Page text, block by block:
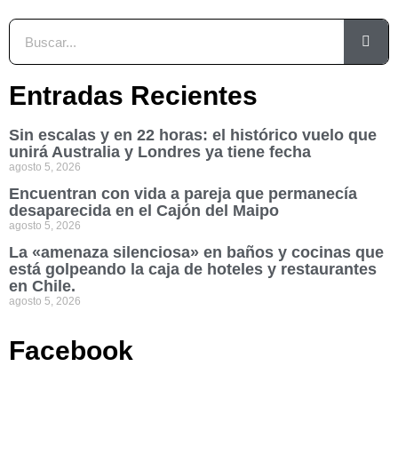
Entradas Recientes
Sin escalas y en 22 horas: el histórico vuelo que
unirá Australia y Londres ya tiene fecha
agosto 5, 2026
Encuentran con vida a pareja que permanecía
desaparecida en el Cajón del Maipo
agosto 5, 2026
La «amenaza silenciosa» en baños y cocinas que
está golpeando la caja de hoteles y restaurantes
en Chile.
agosto 5, 2026
Facebook